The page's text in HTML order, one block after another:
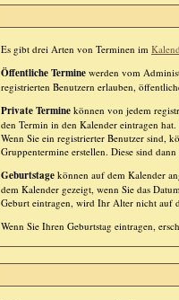
Es gibt drei Arten von Terminen im
Öffentliche Termine werden vom
registrierten Benutzern erlauben,
Private Termine können von jedem
den Termin in den Kalender eintragen
Wenn Sie ein registrierter Benutzer sind,
Gruppentermine erstellen. Diese sind
Geburtstage können auf dem Kalender
dem Kalender gezeigt, wenn Sie das
Geburt eintragen, wird Ihr Alter nicht auf
Wenn Sie Ihren Geburtstag eintragen,